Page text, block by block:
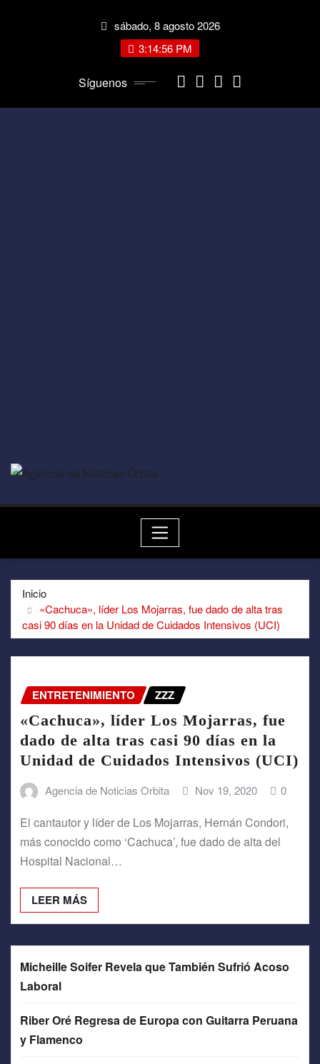
sábado, 8 agosto 2026
3:14:56 PM
Síguenos
Inicio
«Cachuca», líder Los Mojarras, fue dado de alta tras
casi 90 días en la Unidad de Cuidados Intensivos (UCI)
ENTRETENIMIENTO ZZZ
«Cachuca», líder Los Mojarras, fue
dado de alta tras casi 90 días en la
Unidad de Cuidados Intensivos (UCI)
Agencia de Noticias Orbita Nov 19, 2020 0
El cantautor y líder de Los Mojarras, Hernán Condori,
más conocido como ‘Cachuca’, fue dado de alta del
Hospital Nacional…
LEER MÁS
Micheille Soifer Revela que También Sufrió Acoso
Laboral
Riber Oré Regresa de Europa con Guitarra Peruana
y Flamenco